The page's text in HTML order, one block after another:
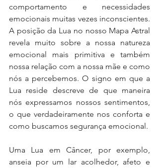
comportamento e necessidades
emocionais muitas vezes inconscientes.
A posição da Lua no nosso Mapa Astral
revela muito sobre a nossa natureza
emocional mais primitiva e também
nossa relação com a nossa mãe e como
nós a percebemos. O signo em que a
Lua reside descreve de que maneira
nós expressamos nossos sentimentos,
o que verdadeiramente nos conforta e
como buscamos segurança emocional.
Uma Lua em Câncer, por exemplo,
anseia por um lar acolhedor, afeto e